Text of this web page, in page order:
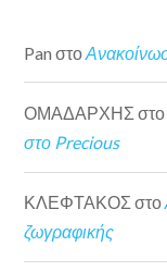
Pan στο
ΟΜΑΔΑΡΧΗΣ
στο Precious
ΚΛΕΦΤΑΚΟΣ στο
ζωγραφικής